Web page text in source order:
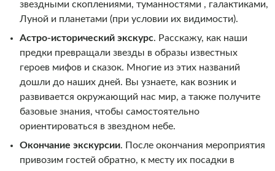
звездными скоплениями, туманностями , галактиками,
Луной и планетами (при условии их видимости).
Астро-исторический экскурс. Расскажу, как наши
предки превращали звезды в образы известных
героев мифов и сказок. Многие из этих названий
дошли до наших дней. Вы узнаете, как возник и
развивается окружающий нас мир, а также получите
базовые знания, чтобы самостоятельно
ориентироваться в звездном небе.
Окончание экскурсии. После окончания мероприятия
привозим гостей обратно, к месту их посадки в